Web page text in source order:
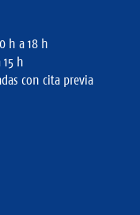
h a 18 h
h
con cita previa